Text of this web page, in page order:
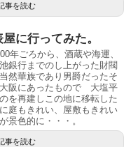
事を読む
に行ってみた。
年ごろから、酒蔵や海運、
銀行までのし上がった財閥
然華族であり男爵だったそ
阪にあったもので 大塩平
を再建しこの地に移転した
庭もきれい、屋敷もきれい
景色的に・・・。
事を読む